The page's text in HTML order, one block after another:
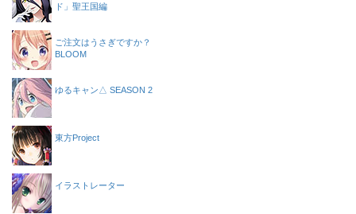
ド」聖王国編
ご注文はうさぎですか？
BLOOM
ゆるキャン△ SEASON 2
東方Project
イラストレーター